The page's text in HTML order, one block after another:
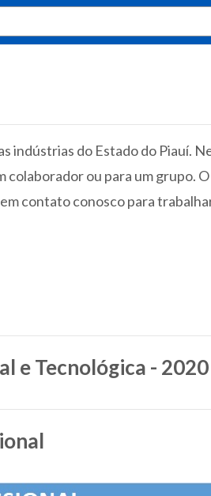
indústrias do Estado do Piauí.
colaborador ou para um grupo.
contato conosco para
e Tecnológica - 2020